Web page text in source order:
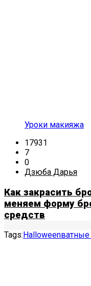
Уроки макияжа
17931
7
0
Дзюба Дарья
Как закрасить
меняем форму
средств
Tags: Halloweenватные